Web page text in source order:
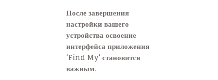
После завершения
настройки вашего
устройства освоение
интерфейса приложения
‘Find My’ становится
важным.